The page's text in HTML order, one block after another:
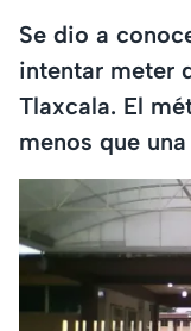
Se dio a
intentar meter
Tlaxcala. El
menos que